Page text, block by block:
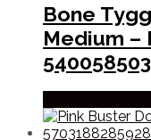
Bone
Medium –